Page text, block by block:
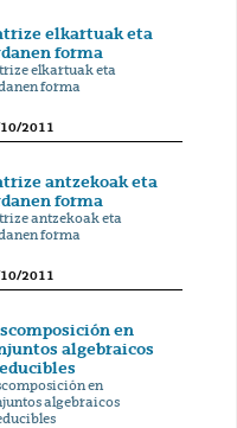
elkartuak eta
forma
elkartuak eta
forma
2011
antzekoak eta
forma
antzekoak eta
forma
2011
en
algebraicos
en
algebraicos